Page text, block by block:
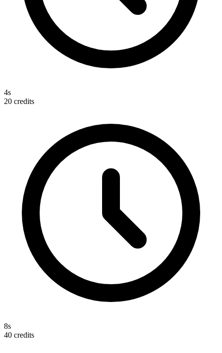
4s
20 credits
8s
40 credits